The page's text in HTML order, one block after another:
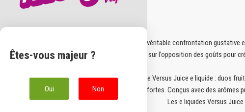
Êtes-vous majeur ?
Oui Non
Les Versus Juice e liquide offrent une véritable confrontation
caractère. La marque Versus Juice joue sur l’opposition des goûts pour
Sur Magic Vape, explorez toute la gamme Versus Juice e liquide : duos
aromatiques fortes. Conçus avec des arômes
Les e liquides Versus